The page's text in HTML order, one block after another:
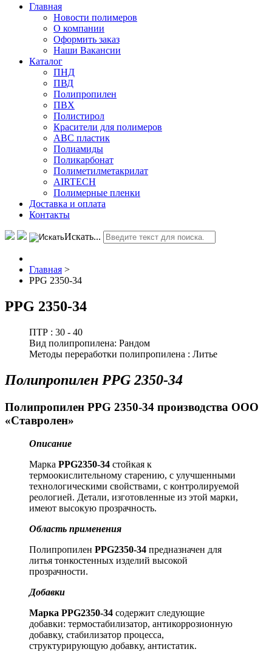
Главная
Новости полимеров
О компании
Оформить заказ
Наши Вакансии
Каталог
ПНД
ПВД
Полипропилен
ПВХ
Полистирол
Красители для полимеров
АВС пластик
Полиамиды
Поликарбонат
Полиметилметакрилат
AIRTECH
Полимерные пленки
Доставка и оплата
Контакты
Искать...
Главная >
PPG 2350-34
PPG 2350-34
ПТР : 30 - 40
Вид полипропилена: Рандом
Методы переработки полипропилена : Литье
Полипропилен PPG 2350-34
Полипропилен PPG 2350-34 производства ООО
«Ставролен»
Описание
Марка PPG2350-34 стойкая к
термоокислительному старению, с улучшенными
технологическими свойствами, с контролируемой
реологией. Детали, изготовленные из этой марки,
имеют высокую прозрачность.
Область применения
Полипропилен PPG2350-34 предназначен для
литья тонкостенных изделий высокой
прозрачности.
Добавки
Марка PPG2350-34 содержит следующие
добавки: термостабилизатор, антикоррозионную
добавку, стабилизатор процесса,
структурирующую добавку, антистатик.